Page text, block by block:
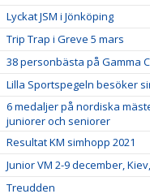
Lyckat JSM i Jönköping
Trip Trap i Greve 5 mars
38 personbästa på Gamma
Lilla Sportspegeln besöker
6 medaljer på nordiska
juniorer och seniorer
Resultat KM simhopp 2021
Junior VM 2-9 december,
Treudden